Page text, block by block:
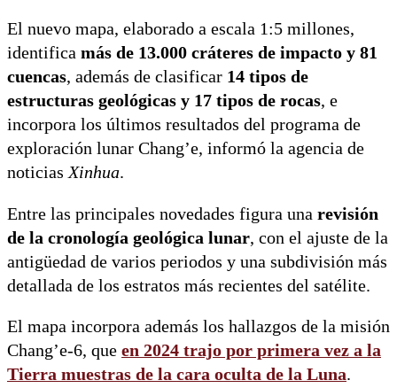
El nuevo mapa, elaborado a escala 1:5 millones,
identifica más de 13.000 cráteres de impacto y 81
cuencas, además de clasificar 14 tipos de
estructuras geológicas y 17 tipos de rocas, e
incorpora los últimos resultados del programa de
exploración lunar Chang’e, informó la agencia de
noticias Xinhua.
Entre las principales novedades figura una revisión
de la cronología geológica lunar, con el ajuste de la
antigüedad de varios periodos y una subdivisión más
detallada de los estratos más recientes del satélite.
El mapa incorpora además los hallazgos de la misión
Chang’e-6, que en 2024 trajo por primera vez a la
Tierra muestras de la cara oculta de la Luna.